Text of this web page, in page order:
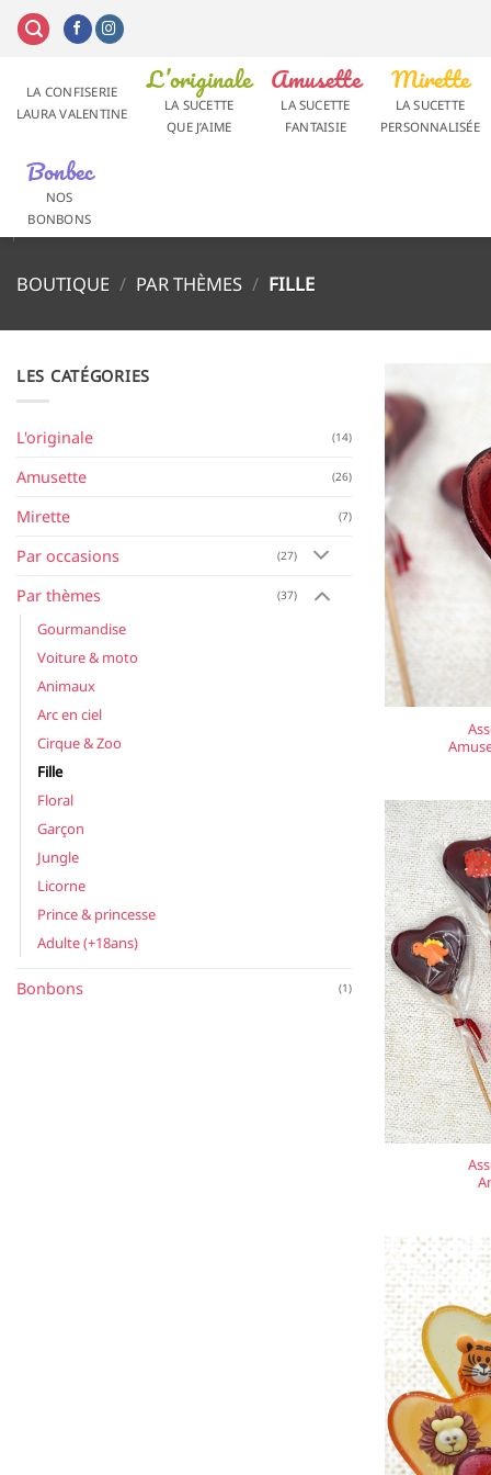
Passer
LA CONFISERIE
LAURA VALENTINE
L’originale
LA SUCETTE
QUE J’AIME
Amusette
LA SUCETTE
FANTAISIE
Mirette
LA SUCETTE
PERSONNALISÉE
Bonbec
NOS
BONBONS
BOUTIQUE / PAR THÈMES / FILLE
LES CATÉGORIES
L'originale (14)
Amusette (26)
Mirette (7)
Par occasions (27)
Par thèmes (37)
Gourmandise
Voiture & moto
Animaux
Arc en ciel
Cirque & Zoo
Fille
Floral
Garçon
Jungle
Licorne
Prince & princesse
Adulte (+18ans)
Bonbons (1)